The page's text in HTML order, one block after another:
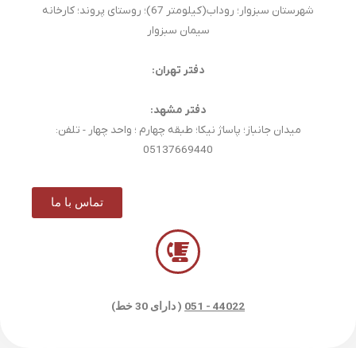
شهرستان سبزوار؛ روداب(کیلومتر 67)؛ روستای پروند؛ کارخانه
سیمان سبزوار
دفتر تهران:
دفتر مشهد:
میدان جانباز؛ پاساژ نیکا؛ طبقه چهارم ؛ واحد چهار - تلفن:
05137669440
تماس با ما
44022 - 051 ( دارای 30 خط)